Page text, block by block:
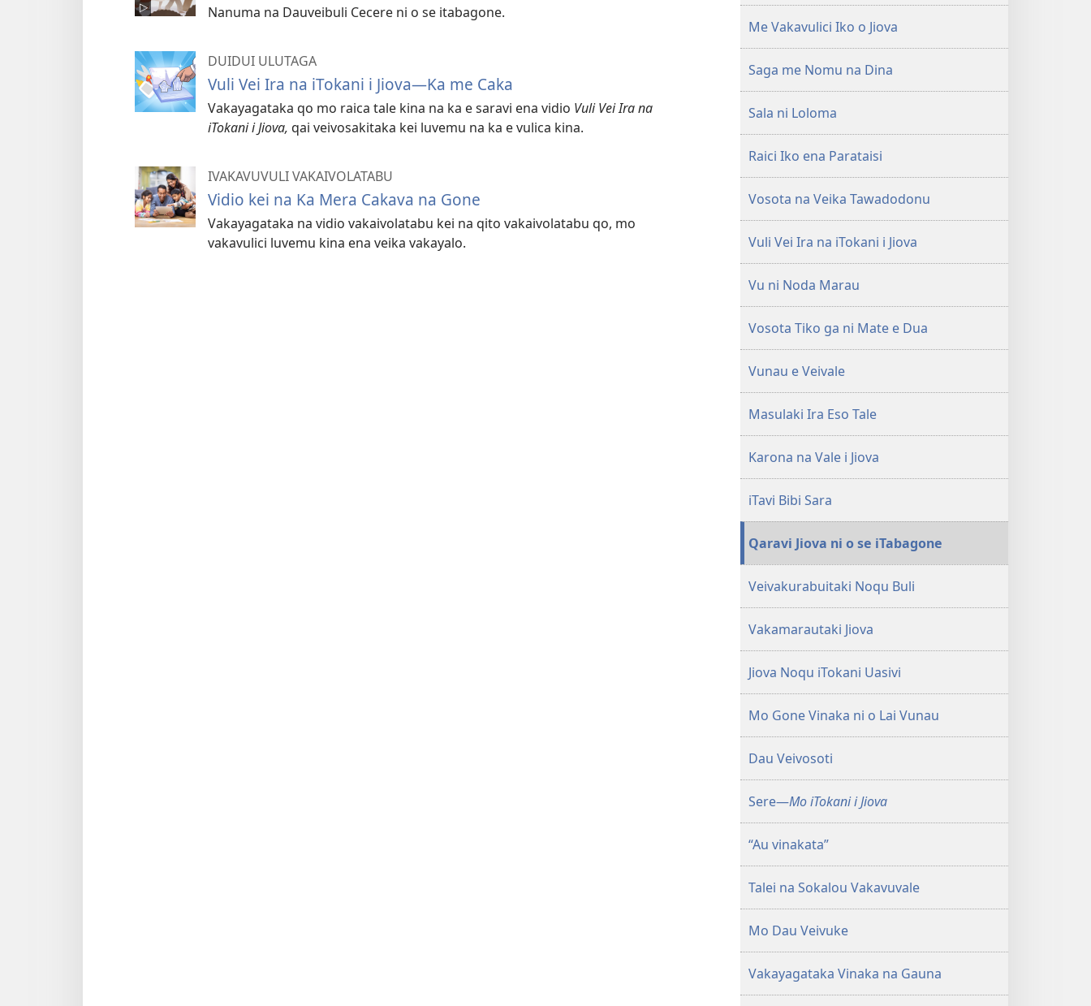
Nanuma na Dauveibuli Cecere ni o se itabagone.
DUIDUI ULUTAGA
Vuli Vei Ira na iTokani i Jiova​—Ka me Caka
Vakayagataka qo mo raica tale kina na ka e saravi ena vidio Vuli Vei Ira na
iTokani i Jiova, qai veivosakitaka kei luvemu na ka e vulica kina.
IVAKAVUVULI VAKAIVOLATABU
Vidio kei na Ka Mera Cakava na Gone
Vakayagataka na vidio vakaivolatabu kei na qito vakaivolatabu qo, mo
vakavulici luvemu kina ena veika vakayalo.
Me Vakavulici Iko o Jiova
Saga me Nomu na Dina
Sala ni Loloma
Raici Iko ena Parataisi
Vosota na Veika Tawadodonu
Vuli Vei Ira na iTokani i Jiova
Vu ni Noda Marau
Vosota Tiko ga ni Mate e Dua
Vunau e Veivale
Masulaki Ira Eso Tale
Karona na Vale i Jiova
iTavi Bibi Sara
Qaravi Jiova ni o se iTabagone
Veivakurabuitaki Noqu Buli
Vakamarautaki Jiova
Jiova Noqu iTokani Uasivi
Mo Gone Vinaka ni o Lai Vunau
Dau Veivosoti
Sere​—Mo iTokani i Jiova
“Au vinakata”
Talei na Sokalou Vakavuvale
Mo Dau Veivuke
Vakayagataka Vinaka na Gauna